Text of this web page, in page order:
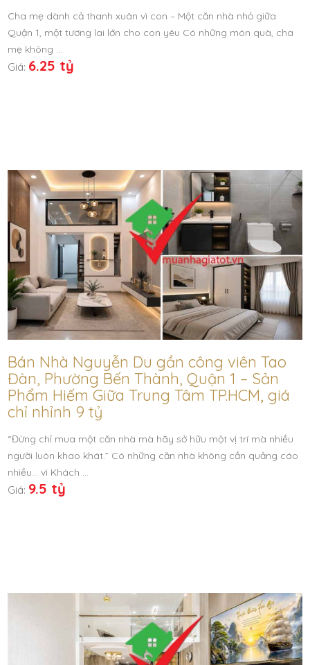
Cha mẹ dành cả thanh xuân vì con – Một căn nhà nhỏ giữa
Quận 1, một tương lai lớn cho con yêu Có những món quà, cha
mẹ không …
Giá: 6.25 tỷ
Bán Nhà Nguyễn Du gần công viên Tao
Đàn, Phường Bến Thành, Quận 1 – Sản
Phẩm Hiếm Giữa Trung Tâm TP.HCM, giá
chỉ nhỉnh 9 tỷ
“Đừng chỉ mua một căn nhà mà hãy sở hữu một vị trí mà nhiều
người luôn khao khát.” Có những căn nhà không cần quảng cáo
nhiều… vì Khách …
Giá: 9.5 tỷ